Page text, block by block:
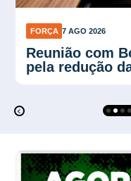
FORÇA 7 AGO 2026
Plano Verão
calor no